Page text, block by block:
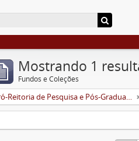
Mostrando 1
Fundos e Coleções
Pró-Reitoria de Pesquisa e Pós-Graduação